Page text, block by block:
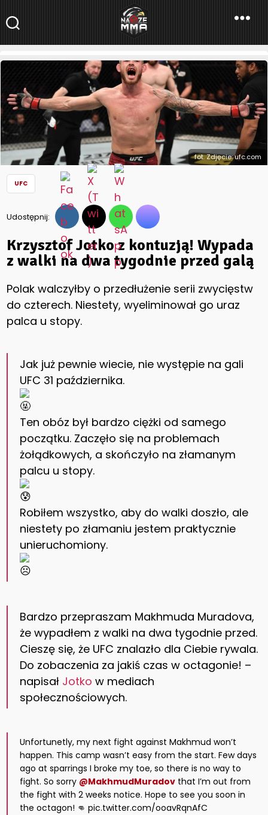
NaszeMMA
NaszeMMA.pl»Aktualności»Świat»UFC»Krzysztof Jotko z
kontuzją! Wypada z walki na dwa tygodnie przed galą
fot. Zdjęcie: ufc.com
UFC
Udostępnij:
Krzysztof Jotko z kontuzją! Wypada
z walki na dwa tygodnie przed galą
Polak walczyłby o przedłużenie serii zwycięstw
do czterech. Niestety, wyeliminował go uraz
palca u stopy.
Jak już pewnie wiecie, nie występie na gali
UFC 31 października.
Ten obóz był bardzo ciężki od samego
początku. Zaczęło się na problemach
żołądkowych, a skończyło na złamanym
palcu u stopy.
Robiłem wszystko, aby do walki doszło, ale
niestety po złamaniu jestem praktycznie
unieruchomiony.
Bardzo przepraszam Makhmuda Muradova,
że wypadłem z walki na dwa tygodnie przed.
Cieszę się, że UFC znalazło dla Ciebie rywala.
Do zobaczenia za jakiś czas w octagonie! –
napisał Jotko w mediach
społecznościowych.
Unfortunetly, my next fight against Makhmud won’t
happen. This camp wasn’t easy from the start. Few days
ago at sparrings I broke my toe, so there is no way to
fight. So sorry @MakhmudMuradov that I’m out from
the fight with 2 weeks notice. Hope to see you soon in
the octagon! 👊 pic.twitter.com/ooavRqnAfC